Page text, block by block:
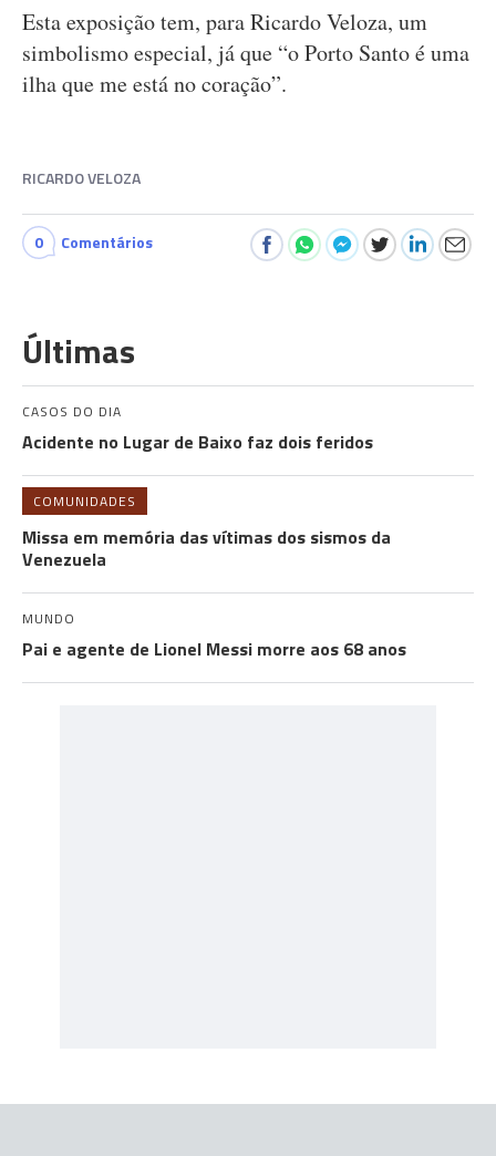
Esta exposição tem, para Ricardo Veloza, um
simbolismo especial, já que “o Porto Santo é uma
ilha que me está no coração”.
RICARDO VELOZA
0 Comentários
Últimas
CASOS DO DIA
Acidente no Lugar de Baixo faz dois feridos
COMUNIDADES
Missa em memória das vítimas dos sismos da
Venezuela
MUNDO
Pai e agente de Lionel Messi morre aos 68 anos